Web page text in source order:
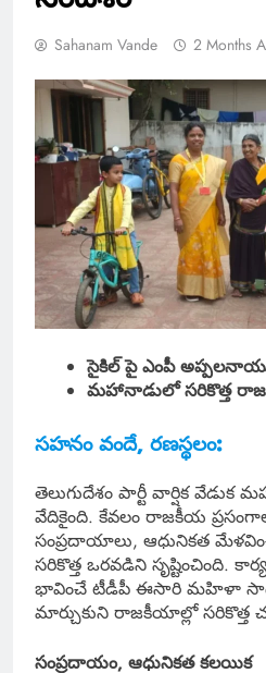
Sahanam Vande 2 Months
సైకిల్ పై ఎంపీ
మహానాడులో సరికొత్త
సహనం వందే, రణస్థలం:
తెలుగుదేశం పార్టీ వార్షిక వేడుక
వేదికైంది. కేవలం రాజకీయ
సంప్రదాయాలు, ఆధునికత
సరికొత్త ఒరవడిని సృష్టించింది.
భావించే టీడీపీ ఈసారి మహిళా
మార్చుకుని రాజకీయాల్లో సరికొత్త
సంప్రదాయం, ఆధునికత కలయిక